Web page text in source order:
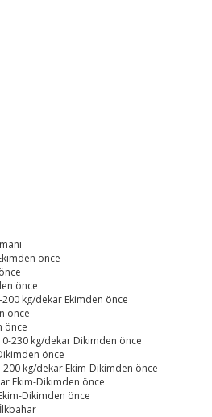
önce
önce
200 kg/dekar Ekimden önce
önce
önce
230 kg/dekar Dikimden önce
önce
200 kg/dekar Ekim-Dikimden önce
Ekim-Dikimden önce
Dikimden önce